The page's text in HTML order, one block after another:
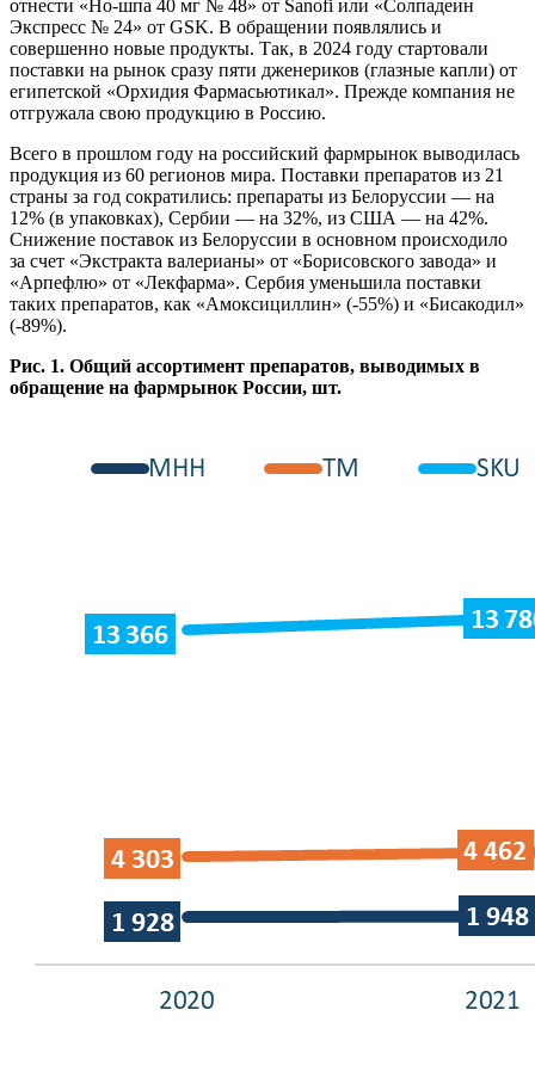
отнести «Но-шпа 40 мг № 48» от Sanofi или «Солпадеин
Экспресс № 24» от GSK. В обращении появлялись и
совершенно новые продукты. Так, в 2024 году стартовали
поставки на рынок сразу пяти дженериков (глазные капли) от
египетской «Орхидия Фармасьютикал». Прежде компания не
отгружала свою продукцию в Россию.
Всего в прошлом году на российский фармрынок выводилась
продукция из 60 регионов мира. Поставки препаратов из 21
страны за год сократились: препараты из Белоруссии — на
12% (в упаковках), Сербии — на 32%, из США — на 42%.
Снижение поставок из Белоруссии в основном происходило
за счет «Экстракта валерианы» от «Борисовского завода» и
«Арпефлю» от «Лекфарма». Сербия уменьшила поставки
таких препаратов, как «Амоксициллин» (-55%) и «Бисакодил»
(-89%).
Рис. 1. Общий ассортимент препаратов, выводимых в
обращение на фармрынок России, шт.